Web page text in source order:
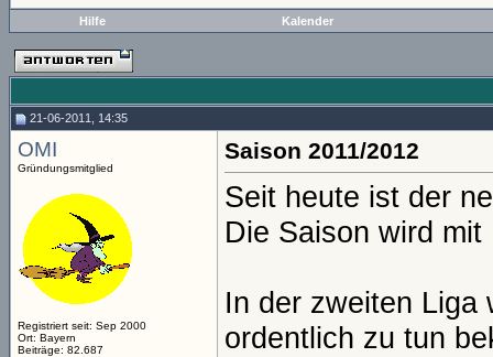
Hilfe Kalender
21-06-2011, 14:35
OMI
Gründungsmitglied
Registriert seit: Sep 2000
Ort: Bayern
Beiträge: 82.687
Saison 2011/2012
Seit heute ist der
Die Saison wird
In der zweiten Liga
ordentlich zu tun